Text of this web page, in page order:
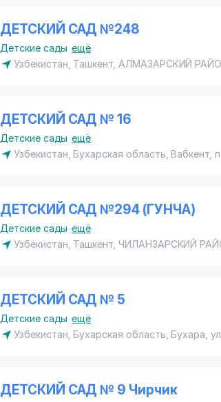
ДЕТСКИЙ САД №248
Детские сады ещё
Узбекистан, Ташкент, АЛМАЗАРСКИЙ
ДЕТСКИЙ САД № 16
Детские сады ещё
Узбекистан, Бухарская область, Вабкент,
ДЕТСКИЙ САД №294 (ГУНЧА)
Детские сады ещё
Узбекистан, Ташкент, ЧИЛАНЗАРСКИЙ
ДЕТСКИЙ САД № 5
Детские сады ещё
Узбекистан, Бухарская область, Бухара,
ДЕТСКИЙ САД № 9 Чирчик